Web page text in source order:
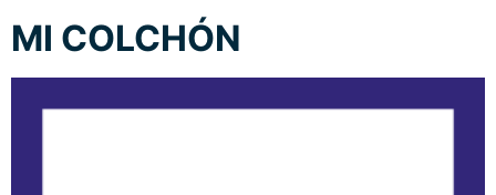
MI COLCHÓN